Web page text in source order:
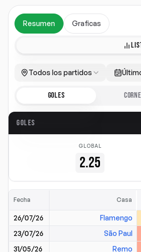
Resumen Graficas
Todos los partidos
GOLES
GOLES
GLOBAL
2.25
Fecha Casa
26/07/26 Flamengo
23/07/26 São Paul
31/05/26 Remo